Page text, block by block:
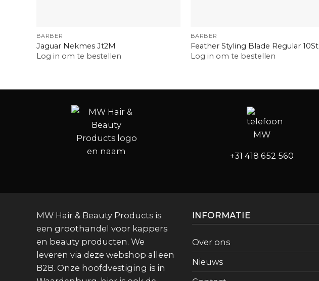
BARBER
Jaguar Nekmes Jt2M
Log in om te bestellen
BARBER
Feather Styling Blade Regular 10St
Log in om te bestellen
+31 418 652 560
MW Hair & Beauty Products is
een groothandel voor kappers
en beauty producten. We
leveren via deze webshop alleen
B2B. Onze hoofdvestiging is in
INFORMATIE
Over ons
Nieuws